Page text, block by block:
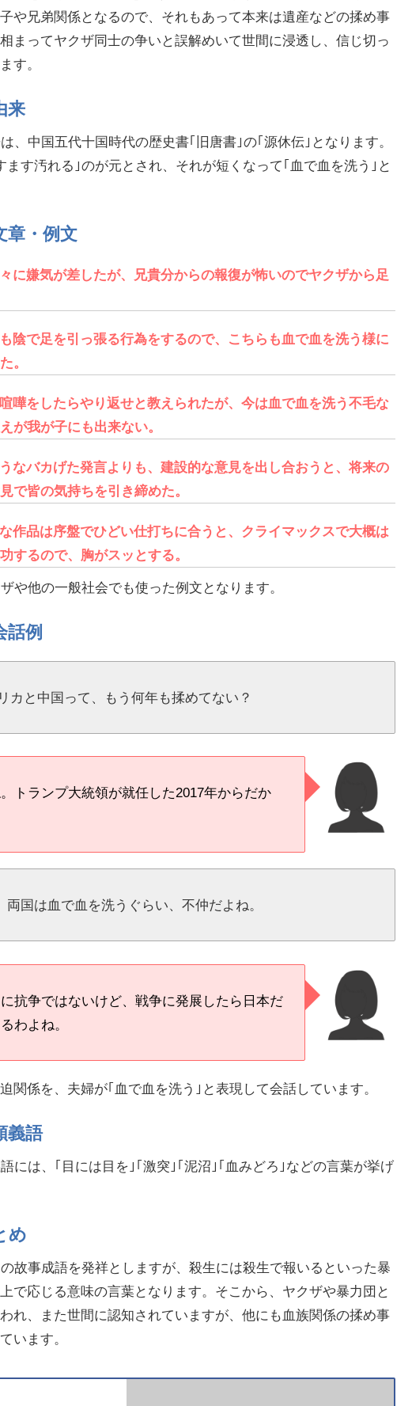
や兄弟関係となるので、それもあって本来は遺産などの揉め事
まってヤクザ同士の争いと誤解めいて世間に浸透し、信じ切っ
す。
来
、中国五代十国時代の歴史書｢旧唐書｣の｢源休伝｣となります。
ます汚れる｣のが元とされ、それが短くなって｢血で血を洗う｣と
章・例文
に嫌気が差したが、兄貴分からの報復が怖いのでヤクザから足
陰で足を引っ張る行為をするので、こちらも血で血を洗う様に
。
嘩をしたらやり返せと教えられたが、今は血で血を洗う不毛な
が我が子にも出来ない。
なバカげた発言よりも、建設的な意見を出し合おうと、将来の
で皆の気持ちを引き締めた。
作品は序盤でひどい仕打ちに合うと、クライマックスで大概は
するので、胸がスッとする。
や他の一般社会でも使った例文となります。
話例
カと中国って、もう何年も揉めてない？
トランプ大統領が就任した2017年からだか
両国は血で血を洗うぐらい、不仲だよね。
抗争ではないけど、戦争に発展したら日本だ
わよね。
関係を、夫婦が｢血で血を洗う｣と表現して会話しています。
義語
語には、｢目には目を｣｢激突｣｢泥沼｣｢血みどろ｣などの言葉が挙げ
め
の故事成語を発祥としますが、殺生には殺生で報いるといった暴
で応じる意味の言葉となります。そこから、ヤクザや暴力団と
れ、また世間に認知されていますが、他にも血族関係の揉め事
います。